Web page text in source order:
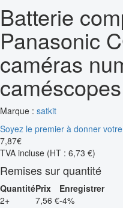
Batterie
Panasonic
caméras
caméscopes
Marque : satkit
Soyez le premier à donner
7,87€
TVA incluse (HT : 6,73 €)
Remises sur quantité
QuantitéPrix
Enregistrer
2+
7,56 €-4%